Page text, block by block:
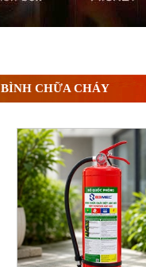
BÌNH CHỮA CHÁY